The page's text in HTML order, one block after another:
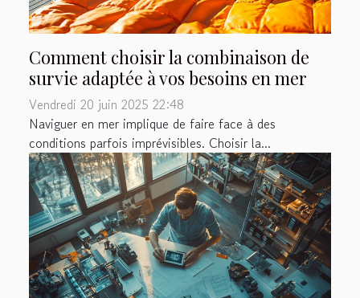
Comment choisir la combinaison de
survie adaptée à vos besoins en mer
Vendredi 20 juin 2025 22:48
Naviguer en mer implique de faire face à des
conditions parfois imprévisibles. Choisir la...